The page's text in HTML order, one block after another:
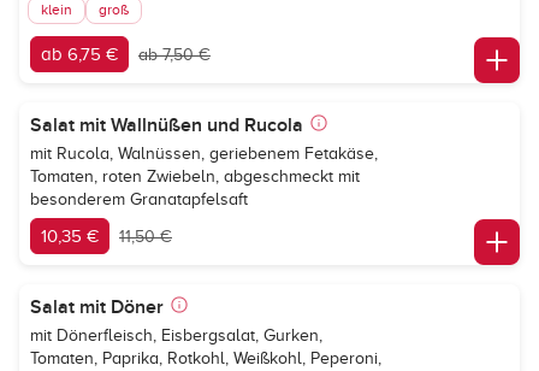
klein groß
ab 6,75 € ab 7,50 €
Salat mit Wallnüßen und Rucola
mit Rucola, Walnüssen, geriebenem Fetakäse,
Tomaten, roten Zwiebeln, abgeschmeckt mit
besonderem Granatapfelsaft
10,35 € 11,50 €
Salat mit Döner
mit Dönerfleisch, Eisbergsalat, Gurken,
Tomaten, Paprika, Rotkohl, Weißkohl, Peperoni,